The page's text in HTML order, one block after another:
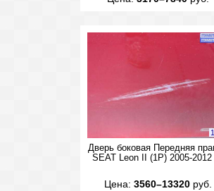
1
Дверь боковая Передняя
SEAT Leon II (1P) 2005-2012
Цена: 3560–13320руб.